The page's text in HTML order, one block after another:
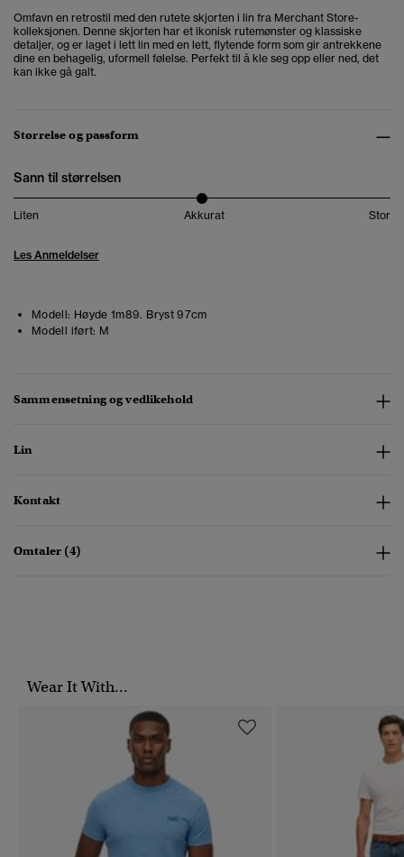
Omfavn en retrostil med den rutete skjorten i lin fra Merchant Store-
kolleksjonen. Denne skjorten har et ikonisk rutemønster og klassiske
detaljer, og er laget i lett lin med en lett, flytende form som gir antrekkene
dine en behagelig, uformell følelse. Perfekt til å kle seg opp eller ned, det
kan ikke gå galt.
Størrelse og passform
Sann til størrelsen
Liten Akkurat Stor
Les Anmeldelser
Modell: Høyde 1m89. Bryst 97cm
Modell iført: M
Sammensetning og vedlikehold
Lin
Kontakt
Omtaler (4)
Wear It With...